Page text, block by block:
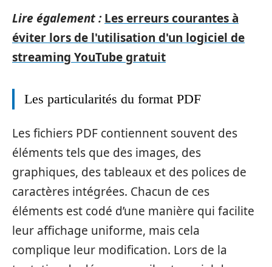
Lire également : Les erreurs courantes à
éviter lors de l'utilisation d'un logiciel de
streaming YouTube gratuit
Les particularités du format PDF
Les fichiers PDF contiennent souvent des
éléments tels que des images, des
graphiques, des tableaux et des polices de
caractères intégrées. Chacun de ces
éléments est codé d’une manière qui facilite
leur affichage uniforme, mais cela
complique leur modification. Lors de la